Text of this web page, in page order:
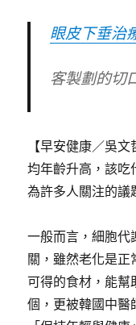
眼皮下垂治
客製劃的切
【早安健康／吳
均年齡升高，該吃
為許多人關注的議
一般而言，細胞代
關，雖然老化是
可得的食材，能幫
個，更被韓國中醫